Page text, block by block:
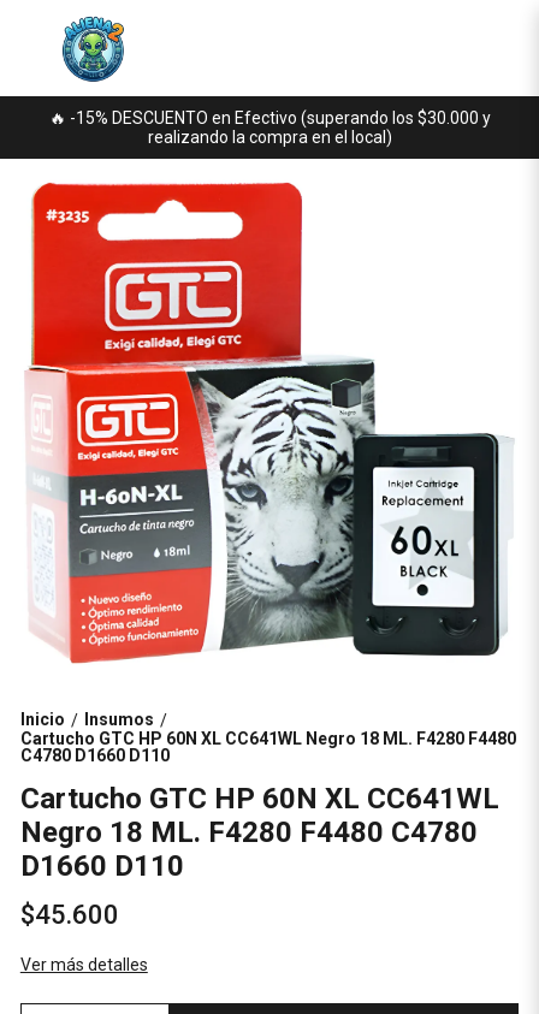
🔥 -15% DESCUENTO en Efectivo (superando los $30.000 y
realizando la compra en el local)
Inicio / Insumos /
Cartucho GTC HP 60N XL CC641WL Negro 18 ML. F4280 F4480
C4780 D1660 D110
Cartucho GTC HP 60N XL CC641WL
Negro 18 ML. F4280 F4480 C4780
D1660 D110
$45.600
Ver más detalles